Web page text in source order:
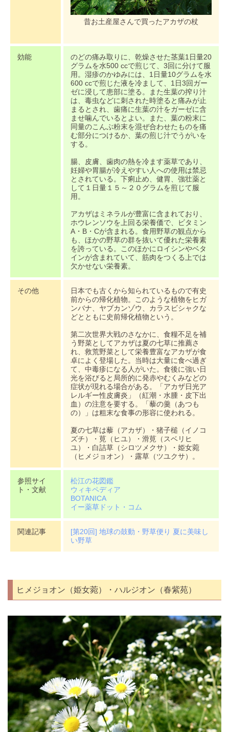
昔お土産屋さんで買ったアカザの杖
効能
のどの痛み取りに、乾燥させた茎葉1日量20
グラムを水500 ccで煎じて、3回に分けて服
用。湿疹のかゆみには、1日量10グラムを水
600 ccで煎じた液を冷まして、1日3回ガー
ゼに浸して患部に塗る。また生葉の搾り汁
は、毒虫などに刺された時塗ると痛みが止
まるとされ、歯痛に生葉の汁をガーゼに含
ませ噛んでいるとよい。また、葉の粉末に
同量のこんぶ粉末を混ぜ合わせたものを痛
む部分につけるか、葉の煎じ汁でうがいを
する。
腸、皮膚、歯肉の熱を冷ます薬草であり、
妊婦や胃腸が冷えやすい人への使用は禁忌
とされている。下痢止め、健胃、強壮薬と
して１日量１５～２０グラムを煎じて服
用。
アカザはミネラルが豊富に含まれており、
ホウレンソウを上回る栄養価で、ビタミン
A・B・Cが含まれる。食用野草の観点から
も、ほかの野草の群を抜いて優れた栄養素
を誇っている。このほかにロイシンやベタ
インが含まれていて、筋肉をつくる上では
欠かせない栄養素。
その他
日本でも古くから知られているもので有史
前からの帰化植物。このような植物をヒガ
ンバナ、ヤブカンゾウ、カラスビシャクな
どとともに史前帰化植物という。
第二次世界大戦のさなかに、食糧不足を補
う野菜としてアカザは夏の七草に推薦さ
れ、救荒野菜として栄養豊富なアカザが食
卓によく登場した。当時は大量に食べ過ぎ
て、中毒疹になる人がいた。食後に強い日
光を浴びると局所的に発赤やむくみなどの
症状が現れる場合がある。「アカザ日光ア
レルギー性皮膚炎」（紅潮・水腫・皮下出
血）の注意を要する。「藜の羹（あつも
の）」は粗末な食事の形容に使われる。
夏の七草は藜（アカザ）・猪子槌（イノコ
ズチ）・莧（ヒユ）・滑莧（スベリヒ
ユ）・白詰草（シロツメクサ）・姫女菀
（ヒメジョオン）・露草（ツユクサ）。
参照サイ
ト・文献
松江の花図鑑
ウィキペディア
BOTANICA
イー薬草ドット・コム
関連記事
[第20回] 地球の鼓動・野草便り 夏に美味し
い野草
ヒメジョオン（姫女菀）・ハルジオン（春紫苑）